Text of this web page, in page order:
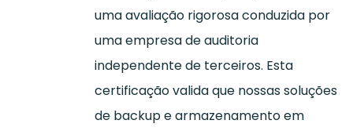
uma avaliação rigorosa conduzida por
uma empresa de auditoria
independente de terceiros. Esta
certificação valida que nossas soluções
de backup e armazenamento em